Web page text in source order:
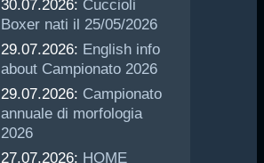
30.07.2026: Cuccioli
Boxer nati il 25/05/2026
29.07.2026: English info
about Campionato 2026
29.07.2026: Campionato
annuale di morfologia
2026
27.07.2026: HOME